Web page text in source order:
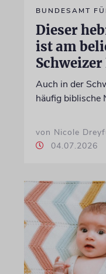
BUNDESAMT
Dieser
ist am
Auch in der
häufig biblische
von Nicole
04.07.2026